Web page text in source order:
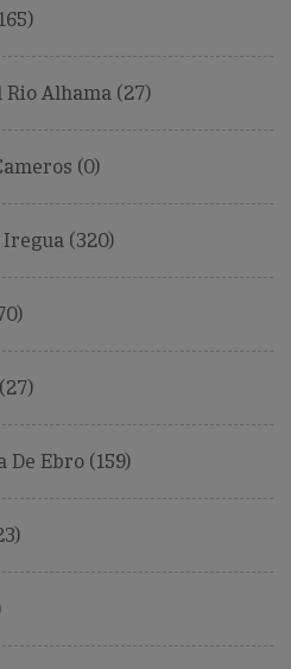
Alhama (27)
(0)
(320)
De Ebro (159)